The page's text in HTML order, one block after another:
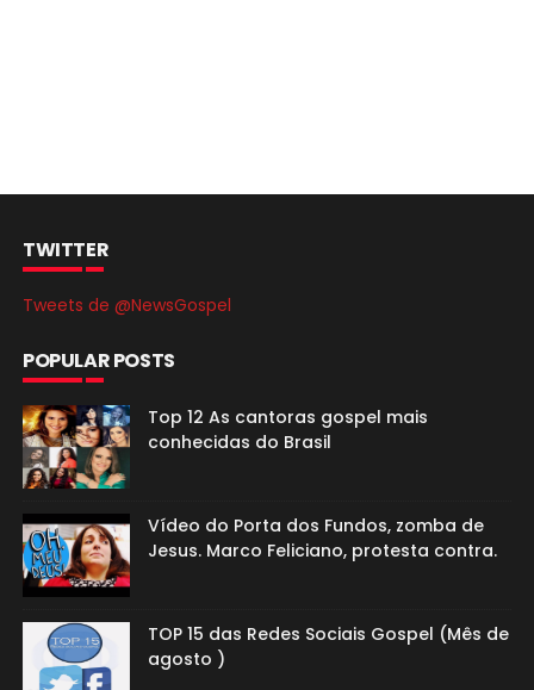
TWITTER
Tweets de @NewsGospel
POPULAR POSTS
Top 12 As cantoras gospel mais
conhecidas do Brasil
Vídeo do Porta dos Fundos, zomba de
Jesus. Marco Feliciano, protesta contra.
TOP 15 das Redes Sociais Gospel (Mês de
agosto )